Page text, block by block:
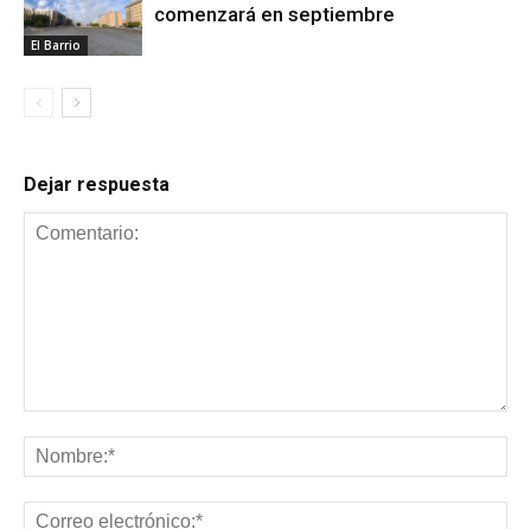
El Barrio
comenzará en septiembre
Dejar respuesta